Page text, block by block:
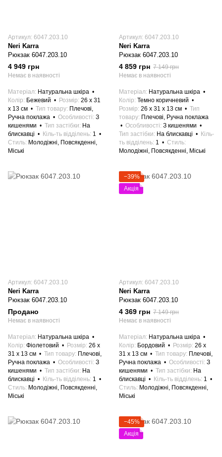
Артикул: 6047.203.10
Neri Karra
Рюкзак 6047.203.10
4 949 грн
Немає в наявності
Матеріал
Натуральна шкіра
Колір
Бежевий Розмір 26 x 31
x 13 см
Тип товару Плечові,
Ручна поклажа
Особливості З
кишенями
Тип застібки
На
блискавці
Кіль-ть відділень 1
Стиль Молодіжні, Повсякденні,
Міські
Артикул: 6047.203.10
Neri Karra
Рюкзак 6047.203.10
4 859 грн 7 149 грн
Немає в наявності
Матеріал
Натуральна шкіра
Колір Темно коричневий
Розмір 26 x 31 x 13 см
Тип
товару Плечові, Ручна поклажа
Особливості З кишенями
Тип застібки
На блискавці
Кіль-
ть відділень 1
Стиль
Молодіжні, Повсякденні, Міські
Артикул: 6047.203.10
Neri Karra
Рюкзак 6047.203.10
Продано
Немає в наявності
Матеріал
Натуральна шкіра
Колір Фіолетовий Розмір 26 x
31 x 13 см
Тип товару Плечові,
Ручна поклажа
Особливості З
кишенями
Тип застібки
На
блискавці
Кіль-ть відділень 1
Стиль Молодіжні, Повсякденні,
Міські
−39%
Акція
Артикул: 6047.203.10
Neri Karra
Рюкзак 6047.203.10
4 369 грн 7 149 грн
Немає в наявності
Матеріал
Натуральна шкіра
Колір
Бордовий Розмір 26 x
31 x 13 см
Тип товару Плечові,
Ручна поклажа
Особливості З
кишенями
Тип застібки
На
блискавці
Кіль-ть відділень 1
Стиль Молодіжні, Повсякденні,
Міські
−45%
Акція